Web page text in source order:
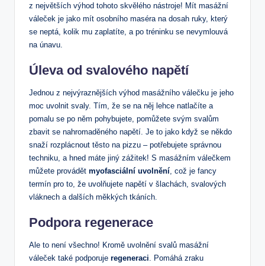
z největších výhod tohoto skvělého nástroje! Mít masážní
váleček je jako mít osobního maséra na dosah ruky, který
se neptá, kolik mu zaplatíte, a po tréninku se nevymlouvá
na únavu.
Úleva od svalového napětí
Jednou z nejvýraznějších výhod masážního válečku je jeho
moc uvolnit svaly. Tím, že se na něj lehce natlačíte a
pomalu se po něm pohybujete, pomůžete svým svalům
zbavit se nahromaděného napětí. Je to jako když se někdo
snaží rozplácnout těsto na pizzu – potřebujete správnou
techniku, a hned máte jiný zážitek! S masážním válečkem
můžete provádět myofasciální uvolnění, což je fancy
termín pro to, že uvolňujete napětí v šlachách, svalových
vláknech a dalších měkkých tkáních.
Podpora regenerace
Ale to není všechno! Kromě uvolnění svalů masážní
váleček také podporuje regeneraci. Pomáhá zraku